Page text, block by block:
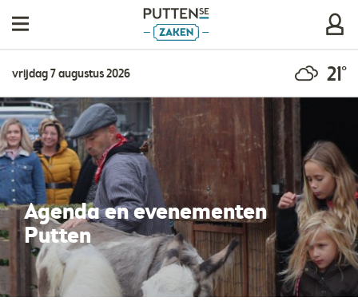
vrijdag 7 augustus 2026 21°
Agenda en evenementen
Putten